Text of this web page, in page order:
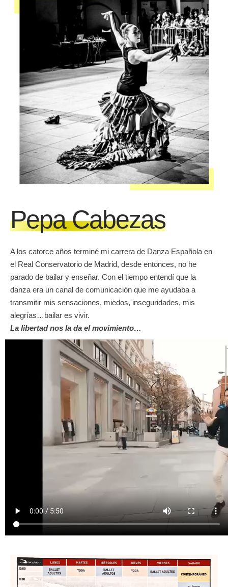
PepaCabezas
A los catorce años terminé mi carrera de Danza Española en
el Real Conservatorio de Madrid, desde entonces, no he
parado de bailar y enseñar. Con el tiempo entendí que la
danza era un canal de comunicación que me ayudaba a
transmitir mis sensaciones, miedos, inseguridades, mis
alegrías…bailar es vivir.
La libertad nos la da el movimiento…